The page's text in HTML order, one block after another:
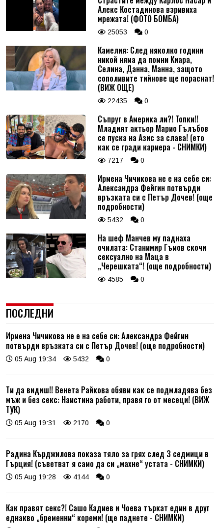
Алекс Костадинова взривиха
мрежата! (ФОТО БОМБА)
25053 0
Камелия: След няколко години
никой няма да помни Киара,
Селина, Данна, Манна, защото
сополивите тийнове ще пораснат!
(ВИЖ ОЩЕ)
22435 0
Съпруг в Америка ли?! Топки!!
Младият актьор Марио Гълъбов
се пуска на Азис за слава! (ето
как се гради кариера - СНИМКИ)
7217 0
Ирмена Чичикова не е на себе си:
Александра Фейгин потвърди
връзката си с Петър Дочев! (още
подробности)
5432 0
На шеф Манчев му паднаха
очилата: Станимир Гъмов скочи
сексуално на Маца в
„Черешката“! (още подробности)
4585 0
ПОСЛЕДНИ
Ирмена Чичикова не е на себе си: Александра Фейгин
потвърди връзката си с Петър Дочев! (още подробности)
05 Aug 19:34 5432 0
Ти да видиш!! Венета Райкова обяви как се подмладява без
мъж и без секс: Наистина работи, правя го от месеци! (ВИЖ
ТУК)
05 Aug 19:31 2170 0
Радина Кърджилова показа тяло за грях след 3 седмици в
Гърция! (съветват я само да си „махне“ устата - СНИМКИ)
05 Aug 19:28 4144 0
Как правят секс?! Сашо Кадиев и Чоева търкат един в друг
еднакво „бременни“ кореми! (ще паднете - СНИМКИ)